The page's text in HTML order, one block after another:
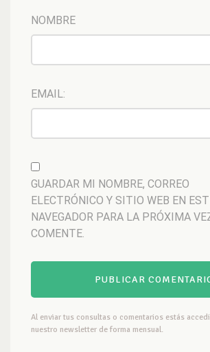
NOMBRE
EMAIL:
GUARDAR MI NOMBRE, CORREO
ELECTRÓNICO Y SITIO WEB EN
NAVEGADOR PARA LA PRÓXIMA
COMENTE.
Al enviar tus consultas o comentarios estás
nuestro newsletter de forma mensual.